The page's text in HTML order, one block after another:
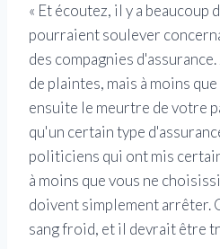
« Et écoutez, il y a beaucoup
pourraient soulever
des compagnies
de plaintes, mais à moins
ensuite le meurtre de votre
qu'un certain type
politiciens qui ont mis
à moins que vous ne
doivent simplement arrêter.
sang froid, et il devrait être